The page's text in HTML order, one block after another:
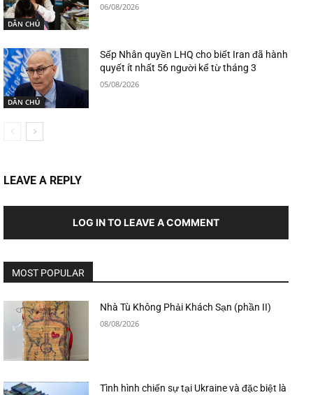
DÂN CHỦ
06/08/2026
DÂN CHỦ
Sếp Nhân quyền LHQ cho biết Iran đã hành
quyết ít nhất 56 người kể từ tháng 3
05/08/2026
LEAVE A REPLY
LOG IN TO LEAVE A COMMENT
MOST POPULAR
Nhà Tù Không Phải Khách Sạn (phần II)
08/08/2026
Tình hình chiến sự tại Ukraine và đặc biệt là